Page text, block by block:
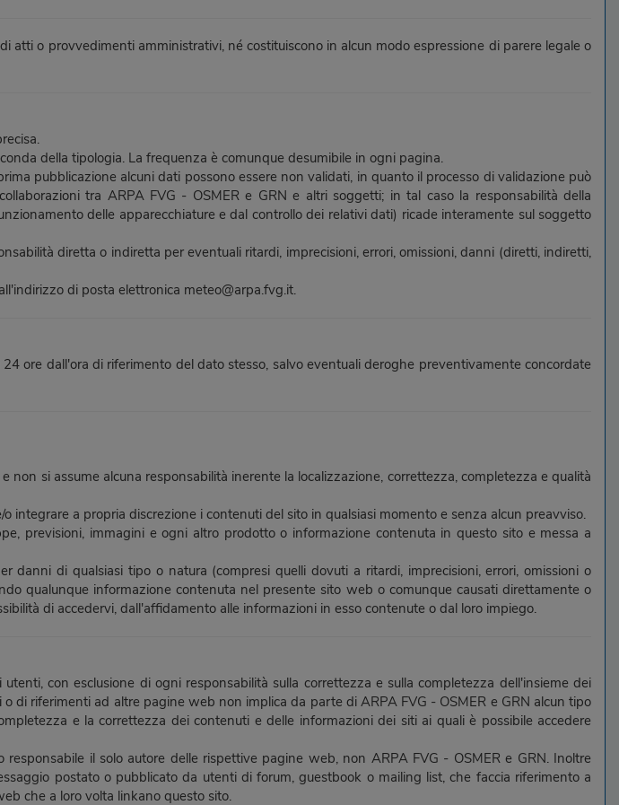
o provvedimenti amministrativi, né costituiscono in alcun modo espressione di parere legale o
della tipologia. La frequenza è comunque desumibile in ogni pagina.
pubblicazione alcuni dati possono essere non validati, in quanto il processo di validazione può
tra ARPA FVG - OSMER e GRN e altri soggetti; in tal caso la responsabilità della
delle apparecchiature e dal controllo dei relativi dati) ricade interamente sul soggetto
diretta o indiretta per eventuali ritardi, imprecisioni, errori, omissioni, danni (diretti, indiretti,
di posta elettronica meteo@arpa.fvg.it.
ore dall'ora di riferimento del dato stesso, salvo eventuali deroghe preventivamente concordate
si assume alcuna responsabilità inerente la localizzazione, correttezza, completezza e qualità
integrare a propria discrezione i contenuti del sito in qualsiasi momento e senza alcun preavviso.
previsioni, immagini e ogni altro prodotto o informazione contenuta in questo sito e messa a
di qualsiasi tipo o natura (compresi quelli dovuti a ritardi, imprecisioni, errori, omissioni o
qualunque informazione contenuta nel presente sito web o comunque causati direttamente o
di accedervi, dall'affidamento alle informazioni in esso contenute o dal loro impiego.
con esclusione di ogni responsabilità sulla correttezza e sulla completezza dell'insieme dei
riferimenti ad altre pagine web non implica da parte di ARPA FVG - OSMER e GRN alcun tipo
e la correttezza dei contenuti e delle informazioni dei siti ai quali è possibile accedere
il solo autore delle rispettive pagine web, non ARPA FVG - OSMER e GRN. Inoltre
postato o pubblicato da utenti di forum, guestbook o mailing list, che faccia riferimento a
che a loro volta linkano questo sito.